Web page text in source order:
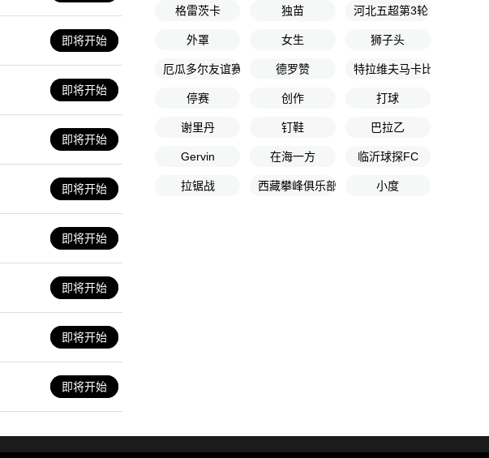
即将开始
即将开始
即将开始
即将开始
即将开始
即将开始
即将开始
即将开始
格雷茨卡 独苗 河北五超第3轮
外罩 女生 狮子头
厄瓜多尔友谊赛 德罗赞 特拉维夫马卡比
停赛 创作 打球
谢里丹 钉鞋 巴拉乙
Gervin 在海一方 临沂球探FC
拉锯战 西藏攀峰俱乐部 小度